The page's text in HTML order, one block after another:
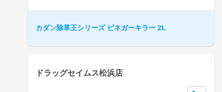
カダン除草王シリーズ ビネガーキラー 2L
ドラッグセイムス松浜店